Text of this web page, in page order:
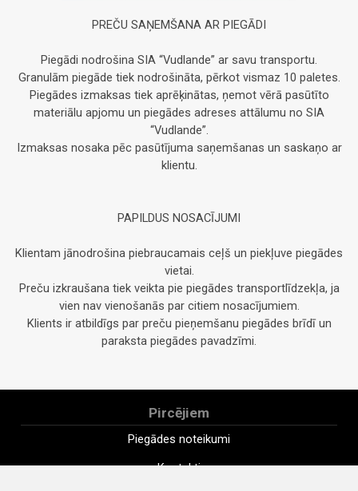
PREČU SAŅEMŠANA AR PIEGĀDI
Piegādi nodrošina SIA “Vudlande” ar savu transportu.
Granulām piegāde tiek nodrošināta, pērkot vismaz 10 paletes.
Piegādes izmaksas tiek aprēķinātas, ņemot vērā pasūtīto
materiālu apjomu un piegādes adreses attālumu no SIA
“Vudlande”.
Izmaksas nosaka pēc pasūtījuma saņemšanas un saskaņo ar
klientu.
PAPILDUS NOSACĪJUMI
Klientam jānodrošina piebraucamais ceļš un piekļuve piegādes
vietai.
Preču izkraušana tiek veikta pie piegādes transportlīdzekļa, ja
vien nav vienošanās par citiem nosacījumiem.
Klients ir atbildīgs par preču pieņemšanu piegādes brīdī un
paraksta piegādes pavadzīmi.
Pircējiem
Piegādes noteikumi
Kontakti